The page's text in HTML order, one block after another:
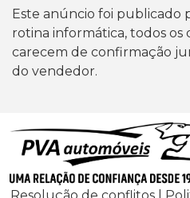
Este anúncio foi publicado
rotina informática, todos os
carecem de confirmação
do vendedor.